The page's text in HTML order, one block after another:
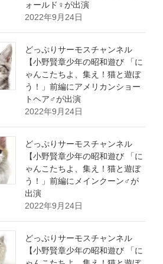
ォールド♀が出演
2022年9月24日
どっぷりサーモスチャンネル
【小野賢章少年の昭和遊び 「に
ゃんこたちよ、集え！猫と遊ぼ
う！」前編にアメリカンショー
トヘア♂が出演
2022年9月24日
どっぷりサーモスチャンネル
【小野賢章少年の昭和遊び 「に
ゃんこたちよ、集え！猫と遊ぼ
う！」前編にメインクーン♂が
出演
2022年9月24日
どっぷりサーモスチャンネル
【小野賢章少年の昭和遊び 「に